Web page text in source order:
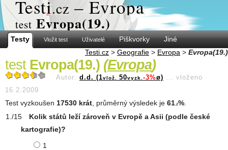
Testi.cz – Evropa
test Evropa(19.)
Testy Vložit test Uživatelé Piškvorky
Jiné
Testi.cz > Geografie > Evropa > Evropa(19.)
test Evropa(19.) (Evropa)
Autor: d.d. (1vlož. 50vyzk. -3%ø) ... vloženo
16.2.2009
Test vyzkoušen 17530 krát , průměrný výsledek je 61 .2%
Kolik států leží zároveň v Evropě a Asii (podle české
kartografie)?
1